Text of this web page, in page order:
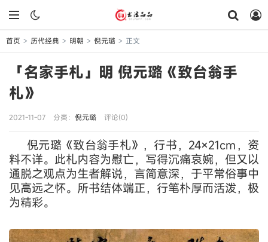
首页 > 历代经典 > 明朝 > 倪元璐 > 正文
「名家手札」明 倪元璐《致台翁手
札》
2021-11-07 分类： 倪元璐 评论(0)
倪元璐《致台翁手札》，行书，24×21cm，资
料不详。此札内容为慰亡，写得沉痛哀婉，但又以
通脱之观点为生者解说，言简意深，于平常俗事中
见高远之怀。所书结体端正，行笔朴厚而活泼，极
为精彩。